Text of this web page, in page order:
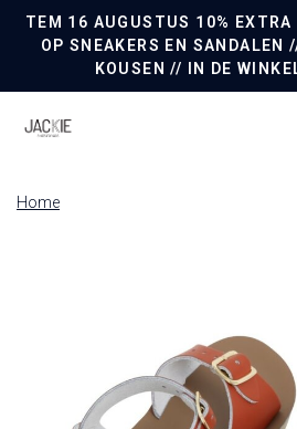
TEM 16 AUGUSTUS 10% EXTRA
OP SNEAKERS EN SANDALEN
KOUSEN // IN DE
Home